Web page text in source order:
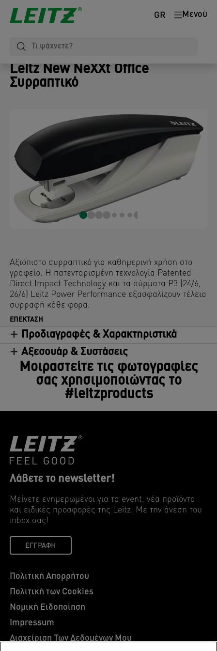
Μενού
GR
Leitz New NeXXt Office
Συρραπτικό
Αξιόπιστο συρραπτικό για καθημερινή χρήση στο
γραφείο. Η πατενταρισμένη τεχνολογία Patented
Direct Impact Technology και τα σύρματα P3 (24/6,
26/6) Leitz Power Performance εξασφαλίζουν τέλεια
συρραφή κάθε φορά.
ΕΠΈΚΤΑΣΗ
Προδιαγραφές & Χαρακτηριστικά
Αξεσουάρ & Συστάσεις
Μοιραστείτε τις φωτογραφίες
σας χρησιμοποιώντας το
#leitzproducts
Λάβετε το newsletter!
Μείνετε ενημερωμένοι για τα event, νέα προϊόντα
και ειδικές προσφορές της Leitz. Mε την άνεση του
inbox σας!
ΕΓΓΡΑΦΉ
Πολιτική Απορρήτου
Πολιτική των Cookies
Νομική Ειδοποίηση
Impressum
Διαχείριση Των Δεδομένων Μου